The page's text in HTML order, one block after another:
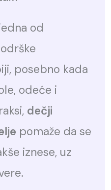
od
posebno kada
odeće i
dečji
pomaže da se
iznese, uz